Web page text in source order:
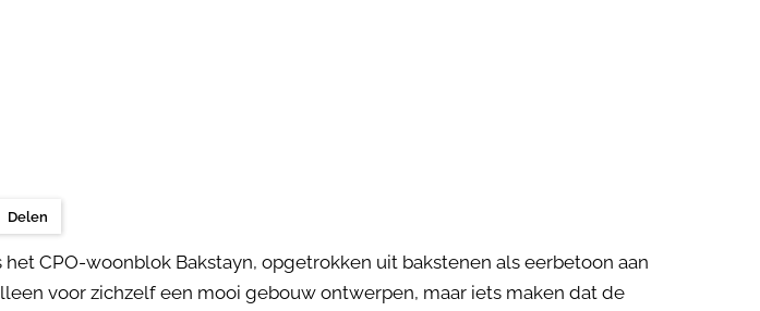
Delen
CPO-woonblok Bakstayn, opgetrokken uit bakstenen als eerbetoon aan
voor zichzelf een mooi gebouw ontwerpen, maar iets maken dat de